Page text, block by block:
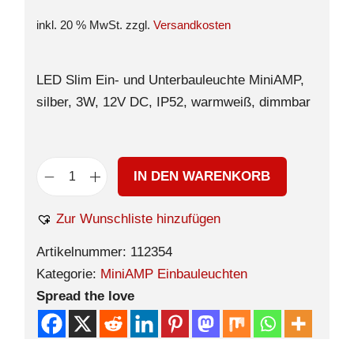
inkl. 20 % MwSt. zzgl. Versandkosten
LED Slim Ein- und Unterbauleuchte MiniAMP,
silber, 3W, 12V DC, IP52, warmweiß, dimmbar
IN DEN WARENKORB
Zur Wunschliste hinzufügen
Artikelnummer: 112354
Kategorie: MiniAMP Einbauleuchten
Spread the love